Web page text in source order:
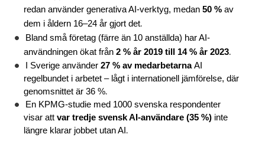
redan använder generativa AI-verktyg, medan 50 % av
dem i åldern 16–24 år gjort det.
Bland små företag (färre än 10 anställda) har AI-
användningen ökat från 2 % år 2019 till 14 % år 2023.
I Sverige använder 27 % av medarbetarna AI
regelbundet i arbetet – lågt i internationell jämförelse, där
genomsnittet är 36 %.
En KPMG-studie med 1000 svenska respondenter
visar att var tredje svensk AI-användare (35 %) inte
längre klarar jobbet utan AI .